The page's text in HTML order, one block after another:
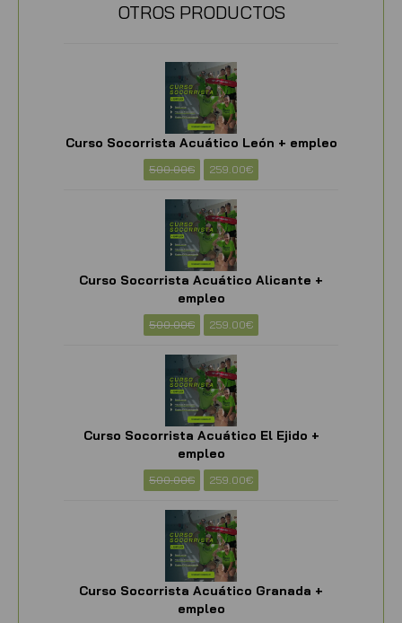
OTROS PRODUCTOS
Curso Socorrista Acuático León + empleo
500.00€ 259.00€
Curso Socorrista Acuático Alicante +
empleo
500.00€ 259.00€
Curso Socorrista Acuático El Ejido +
empleo
500.00€ 259.00€
Curso Socorrista Acuático Granada +
empleo